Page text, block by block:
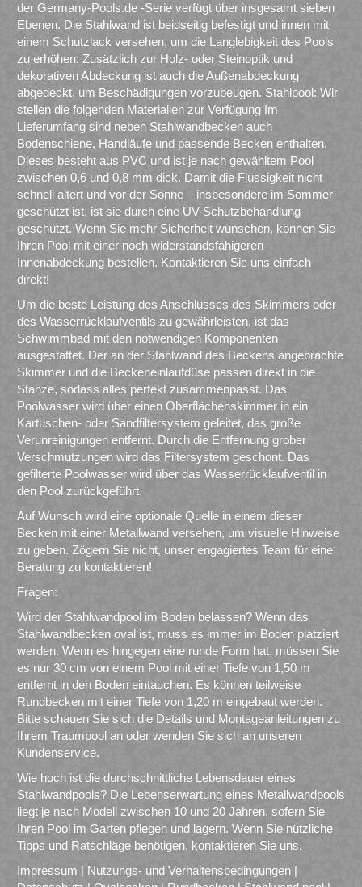
der Germany-Pools.de -Serie verfügt über insgesamt sieben
Ebenen. Die Stahlwand ist beidseitig befestigt und innen mit
einem Schutzlack versehen, um die Langlebigkeit des Pools
zu erhöhen. Zusätzlich zur Holz- oder Steinoptik und
dekorativen Abdeckung ist auch die Außenabdeckung
abgedeckt, um Beschädigungen vorzubeugen. Stahlpool: Wir
stellen die folgenden Materialien zur Verfügung Im
Lieferumfang sind neben Stahlwandbecken auch
Bodenschiene, Handläufe und passende Becken enthalten.
Dieses besteht aus PVC und ist je nach gewähltem Pool
zwischen 0,6 und 0,8 mm dick. Damit die Flüssigkeit nicht
schnell altert und vor der Sonne – insbesondere im Sommer –
geschützt ist, ist sie durch eine UV-Schutzbehandlung
geschützt. Wenn Sie mehr Sicherheit wünschen, können Sie
Ihren Pool mit einer noch widerstandsfähigeren
Innenabdeckung bestellen. Kontaktieren Sie uns einfach
direkt!
Um die beste Leistung des Anschlusses des Skimmers oder
des Wasserrücklaufventils zu gewährleisten, ist das
Schwimmbad mit den notwendigen Komponenten
ausgestattet. Der an der Stahlwand des Beckens angebrachte
Skimmer und die Beckeneinlaufdüse passen direkt in die
Stanze, sodass alles perfekt zusammenpasst. Das
Poolwasser wird über einen Oberflächenskimmer in ein
Kartuschen- oder Sandfiltersystem geleitet, das große
Verunreinigungen entfernt. Durch die Entfernung grober
Verschmutzungen wird das Filtersystem geschont. Das
gefilterte Poolwasser wird über das Wasserrücklaufventil in
den Pool zurückgeführt.
Auf Wunsch wird eine optionale Quelle in einem dieser
Becken mit einer Metallwand versehen, um visuelle Hinweise
zu geben. Zögern Sie nicht, unser engagiertes Team für eine
Beratung zu kontaktieren!
Fragen:
Wird der Stahlwandpool im Boden belassen? Wenn das
Stahlwandbecken oval ist, muss es immer im Boden platziert
werden. Wenn es hingegen eine runde Form hat, müssen Sie
es nur 30 cm von einem Pool mit einer Tiefe von 1,50 m
entfernt in den Boden eintauchen. Es können teilweise
Rundbecken mit einer Tiefe von 1,20 m eingebaut werden.
Bitte schauen Sie sich die Details und Montageanleitungen zu
Ihrem Traumpool an oder wenden Sie sich an unseren
Kundenservice.
Wie hoch ist die durchschnittliche Lebensdauer eines
Stahlwandpools? Die Lebenserwartung eines Metallwandpools
liegt je nach Modell zwischen 10 und 20 Jahren, sofern Sie
Ihren Pool im Garten pflegen und lagern. Wenn Sie nützliche
Tipps und Ratschläge benötigen, kontaktieren Sie uns.
Impressum | Nutzungs- und Verhaltensbedingungen |